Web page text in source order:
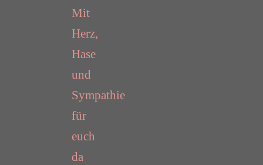
Mit
Herz,
Hase
und
Sympathie
für
euch
da